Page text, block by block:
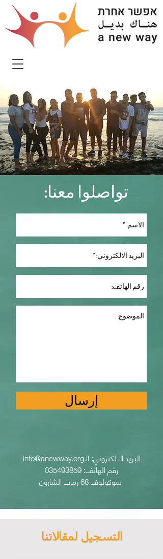
تواصلوا معنا:
إرسال
البريد الالكتروني: info@anewway.org.il
رقم الهاتف:035493859
سوكولوف 68 رمات الشارون
التسجيل لمقالاتنا